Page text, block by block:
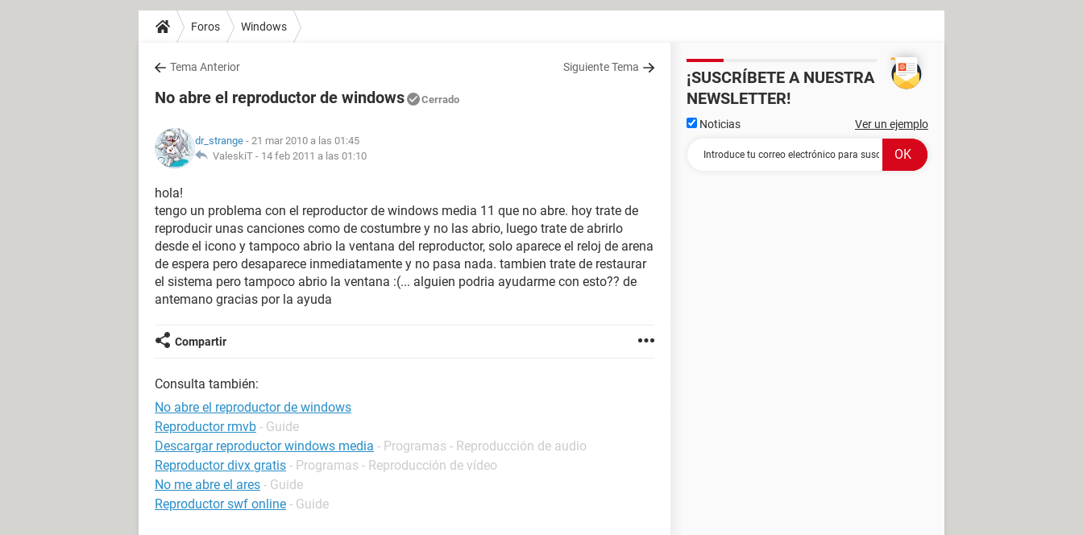
Foros Windows
Tema Anterior Siguiente Tema
No abre el reproductor de windows Cerrado
dr_strange - 21 mar 2010 a las 01:45
ValeskiT - 14 feb 2011 a las 01:10
hola!
tengo un problema con el reproductor de windows media 11 que no abre. hoy trate de
reproducir unas canciones como de costumbre y no las abrio, luego trate de abrirlo
desde el icono y tampoco abrio la ventana del reproductor, solo aparece el reloj de arena
de espera pero desaparece inmediatamente y no pasa nada. tambien trate de restaurar
el sistema pero tampoco abrio la ventana :(... alguien podria ayudarme con esto?? de
antemano gracias por la ayuda
Compartir
Consulta también:
No abre el reproductor de windows
Reproductor rmvb - Guide
Descargar reproductor windows media - Programas - Reproducción de audio
Reproductor divx gratis - Programas - Reproducción de vídeo
No me abre el ares - Guide
Reproductor swf online - Guide
¡SUSCRÍBETE A NUESTRA
NEWSLETTER!
Noticias Ver un ejemplo